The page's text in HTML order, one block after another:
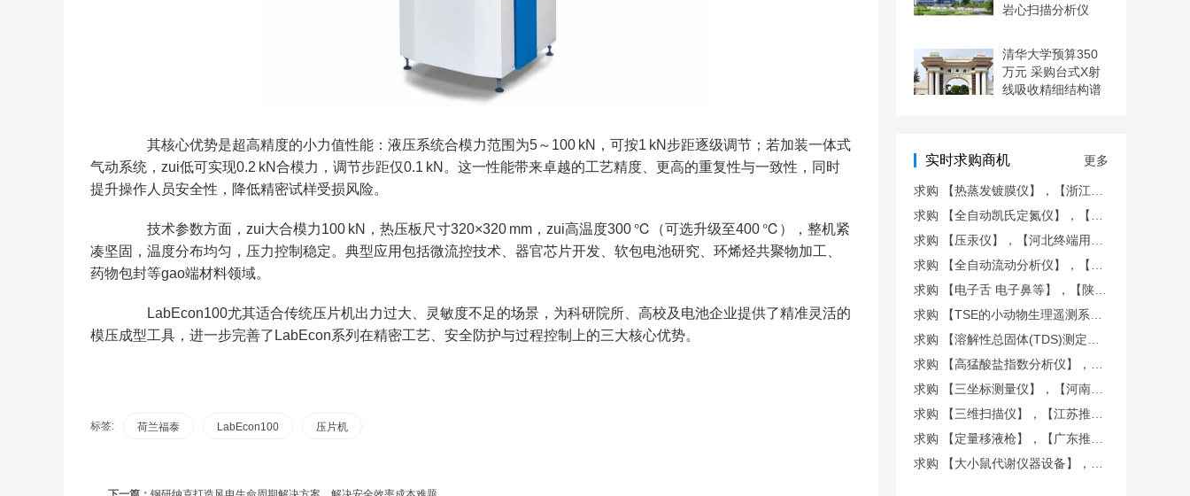
其核心优势是超高精度的小力值性能：液压系统合模力范围为5～100 kN，可按1 kN步距逐级调节；若加装一体式
气动系统，zui低可实现0.2 kN合模力，调节步距仅0.1 kN。这一性能带来卓越的工艺精度、更高的重复性与一致性，同时
提升操作人员安全性，降低精密试样受损风险。
技术参数方面，zui大合模力100 kN，热压板尺寸320×320 mm，zui高温度300 ℃（可选升级至400 ℃），整机紧
凑坚固，温度分布均匀，压力控制稳定。典型应用包括微流控技术、器官芯片开发、软包电池研究、环烯烃共聚物加工、
药物包封等gao端材料领域。
LabEcon100尤其适合传统压片机出力过大、灵敏度不足的场景，为科研院所、高校及电池企业提供了精准灵活的
模压成型工具，进一步完善了LabEcon系列在精密工艺、安全防护与过程控制上的三大核心优势。
标签: 荷兰福泰 LabEcon100 压片机
岩心扫描分析仪
清华大学预算350
万元 采购台式X射
线吸收精细结构谱
更多
实时求购商机